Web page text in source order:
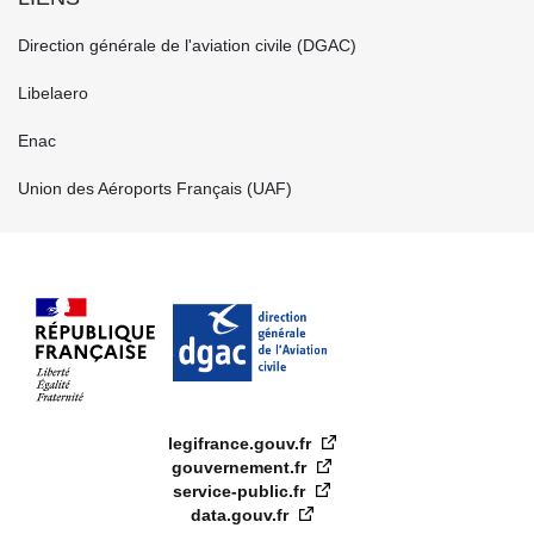
CENTRE
Direction générale de l'aviation civile (DGAC)
Libelaero
Enac
Union des Aéroports Français (UAF)
legifrance.gouv.fr
gouvernement.fr
service-public.fr
data.gouv.fr